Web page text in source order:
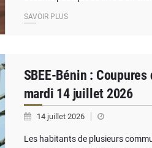
SAVOIR PLUS
SBEE-Bénin :
mardi 14 juillet 2026
14 juillet 2026
Les habitants de plusieurs